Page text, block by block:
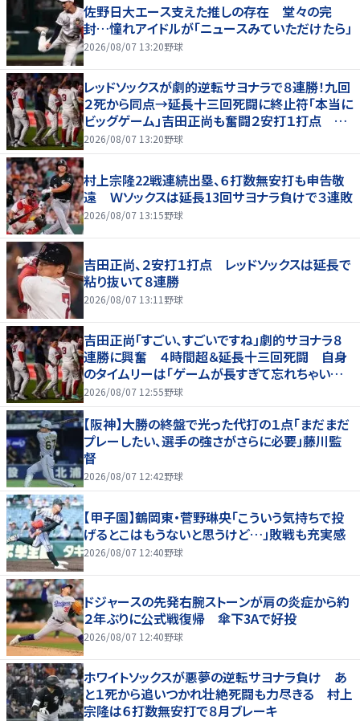
佐野日大エース支えた推しの存在 堂々の完
封…憧れアイドルが「ニュースみていただけたら」
2026/08/07 13:20野球
レッドソックスが劇的逆転サヨナラで８連勝！九回
２死から同点→延長十三回死闘に終止符「本当に
ビッグゲーム」吉田正尚も奮闘２安打１打点 本
拠地熱狂
2026/08/07 13:20野球
村上宗隆22戦連続出塁、６打数無安打も申告敬
遠 Ｗソックスは延長13回サヨナラ負けで３連敗
2026/08/07 13:15野球
吉田正尚、２安打１打点 レッドソックスは延長で
粘り抜いて８連勝
2026/08/07 13:11 野球
吉田正尚「すごい、すごいですね」劇的サヨナラ８
連勝に興奮 ４時間超＆延長十三回死闘 自身
のタイムリーは「ゲームが長すぎて忘れちゃいまし
た」
2026/08/07 12:55野球
【阪神】大勝の終盤で光った代打の１点「まだまだ
プレーしたい、選手の強さがさらに必要」藤川監
督
2026/08/07 12:42野球
【甲子園】鶴岡東・菅野琳央「こういう気持ちで投
げるとこはもうないと思うけど…」敗戦も充実感
2026/08/07 12:40野球
ドジャースの先発右腕ストーンが肩の炎症から約
２年ぶりに公式戦復帰 傘下3Aで好投
2026/08/07 12:40野球
ホワイトソックスが悪夢の逆転サヨナラ負け あ
と１死から追いつかれ壮絶死闘も力尽きる 村上
宗隆は６打数無安打で８月ブレーキ